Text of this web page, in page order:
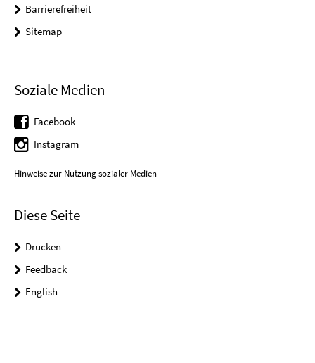
Barrierefreiheit
Sitemap
Soziale Medien
Facebook
Instagram
Hinweise zur Nutzung sozialer Medien
Diese Seite
Drucken
Feedback
English